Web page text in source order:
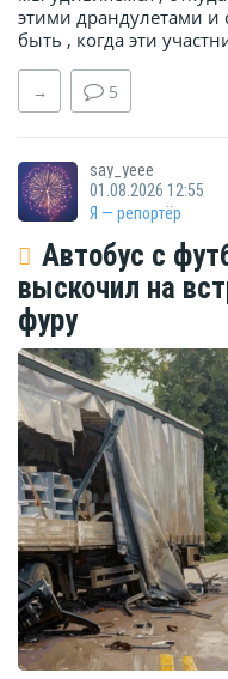
этими драндулетами и
быть , когда эти
→ 5
say_yeee
01.08.2026 12:55
Я — репортёр
Автобус с
выскочил на
фуру